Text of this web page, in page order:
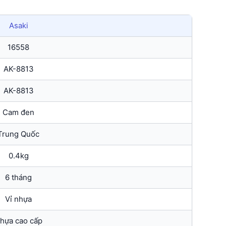
Asaki
16558
AK-8813
AK-8813
Cam đen
Quốc
0.4kg
6 tháng
Vỉ nhựa
cao cấp